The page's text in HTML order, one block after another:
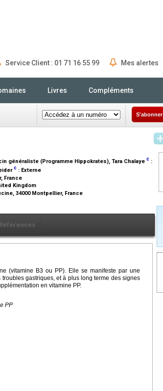
Service Client : 01 71 16 55 99 Mes alertes
Livres Compléments
S'abonner
généraliste (Programme Hippokrates), Tara Chalaye c :
c : Externe
France
Kingdom
34000 Montpellier, France
Références
(vitamine B3 ou PP). Elle se manifeste par une
gastriques, et à plus long terme des signes
en vitamine PP.
PP